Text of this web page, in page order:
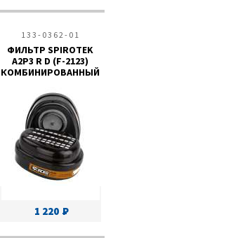
133-0362-01
ФИЛЬТР SPIROTEK
A2P3 R D (F-2123)
КОМБИНИРОВАННЫЙ
1 220